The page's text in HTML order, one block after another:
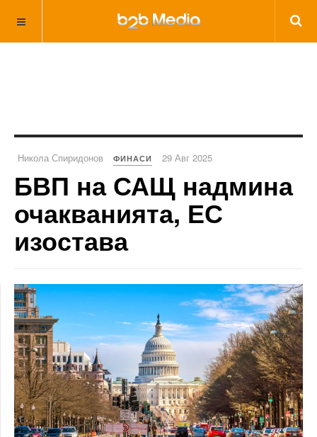
Никола Спиридонов ФИНАСИ 29 Авг 2025
БВП на САЩ надмина
очакванията, ЕС
изостава